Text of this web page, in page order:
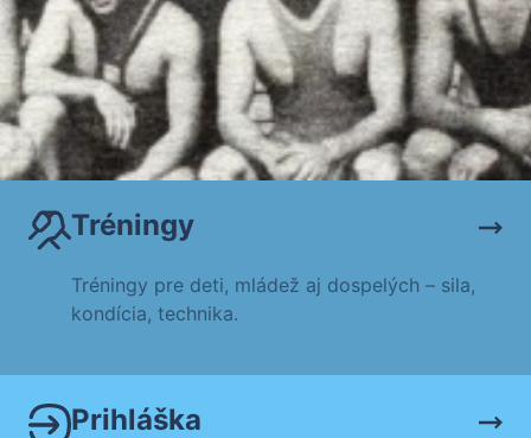
Tréningy
Tréningy pre deti, mládež aj dospelých – sila,
kondícia, technika.
Prihláška